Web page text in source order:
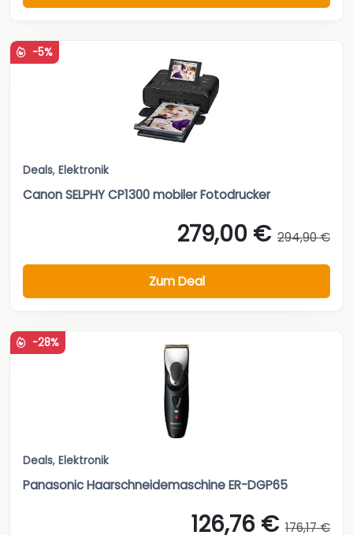
-5%
Deals, Elektronik
Canon SELPHY CP1300 mobiler Fotodrucker
279,00 € 294,90 €
Zum Deal
-28%
Deals, Elektronik
Panasonic Haarschneidemaschine ER-DGP65
126,76 € 176,17 €